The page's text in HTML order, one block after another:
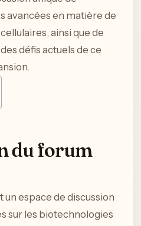
avancées en matière de
ainsi que de
défis actuels de ce
du forum
un espace de discussion
sur les biotechnologies